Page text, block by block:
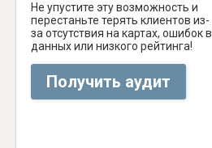
Не упустите эту возможность и
перестаньте терять клиентов из-
за отсутствия на картах, ошибок в
данных или низкого рейтинга!
Получить аудит